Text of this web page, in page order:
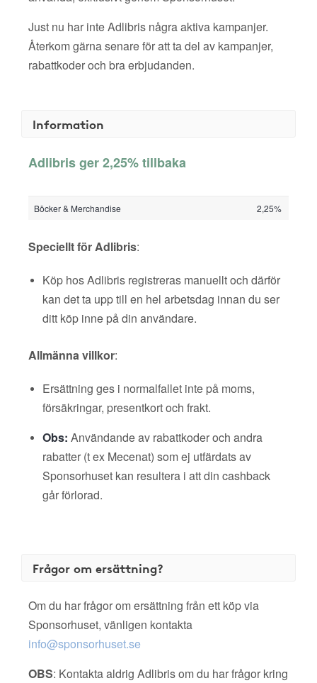
Just nu har inte Adlibris några aktiva kampanjer.
Återkom gärna senare för att ta del av kampanjer,
rabattkoder och bra erbjudanden.
Information
Adlibris ger 2,25% tillbaka
Böcker & Merchandise 2,25%
Speciellt för Adlibris:
Köp hos Adlibris registreras manuellt och därför
kan det ta upp till en hel arbetsdag innan du ser
ditt köp inne på din användare.
Allmänna villkor:
Ersättning ges i normalfallet inte på moms,
försäkringar, presentkort och frakt.
Obs: Användande av rabattkoder och andra
rabatter (t ex Mecenat) som ej utfärdats av
Sponsorhuset kan resultera i att din cashback
går förlorad.
Frågor om ersättning?
Om du har frågor om ersättning från ett köp via
Sponsorhuset, vänligen kontakta
info@sponsorhuset.se
OBS: Kontakta aldrig Adlibris om du har frågor kring